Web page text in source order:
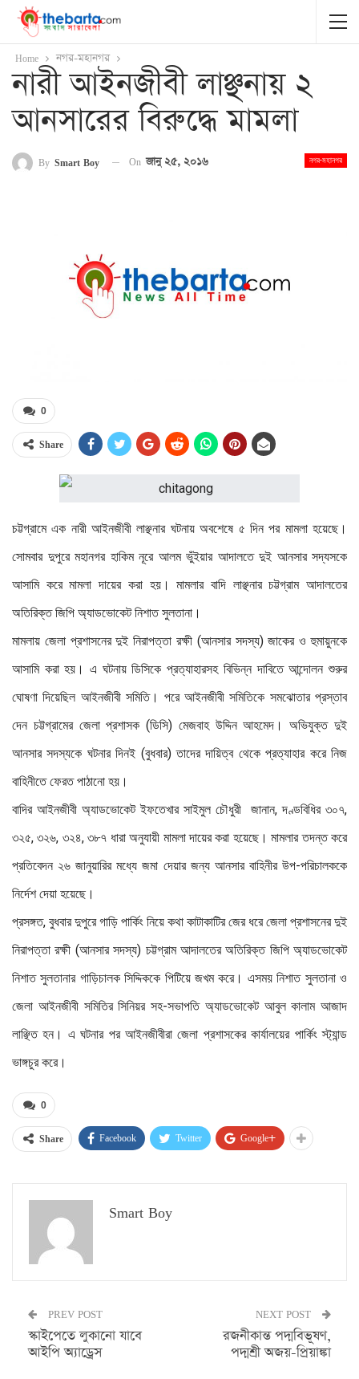
Home নগর-মহানগর
নারী আইনজীবী লাঞ্ছনায় ২
আনসারের বিরুদ্ধে মামলা
নগর-মহানগর
By Smart Boy On জানু ২৫, ২০১৬
0
Share
চট্টগ্রামে এক নারী আইনজীবী লাঞ্ছনার ঘটনায় অবশেষে ৫ দিন পর মামলা হয়েছে।
সোমবার দুপুরে মহানগর হাকিম নূরে আলম ভুঁইয়ার আদালতে দুই আনসার সদ্যসকে
আসামি করে মামলা দায়ের করা হয়। মামলার বাদি লাঞ্ছনার চট্টগ্রাম আদালতের
অতিরিক্ত জিপি অ্যাডভোকেট নিশাত সুলতানা।
মামলায় জেলা প্রশাসনের দুই নিরাপত্তা রক্ষী (আনসার সদস্য) জাকের ও হুমায়ুনকে
আসামি করা হয়। এ ঘটনায় ডিসিকে প্রত্যাহারসহ বিভিন্ন দাবিতে আন্দোলন শুরুর
ঘোষণা দিয়েছিল আইনজীবী সমিতি। পরে আইনজীবী সমিতিকে সমঝোতার প্রস্তাব
দেন চট্টগ্রামের জেলা প্রশাসক (ডিসি) মেজবাহ উদ্দিন আহমেদ। অভিযুক্ত দুই
আনসার সদস্যকে ঘটনার দিনই (বুধবার) তাদের দায়িত্ব থেকে প্রত্যাহার করে নিজ
বাহিনীতে ফেরত পাঠানো হয়।
বাদির আইনজীবী অ্যাডভোকেট ইফতেখার সাইমুল চৌধুরী জানান, দণ্ডবিধির ৩০৭,
৩২৫, ৩২৬, ৩২৪, ৩৮৭ ধারা অনুযায়ী মামলা দায়ের করা হয়েছে। মামলার তদন্ত করে
প্রতিবেদন ২৬ জানুয়ারির মধ্যে জমা দেয়ার জন্য আনসার বাহিনীর উপ-পরিচালককে
নির্দেশ দেয়া হয়েছে।
প্রসঙ্গত, বুধবার দুপুরে গাড়ি পার্কিং নিয়ে কথা কাটাকাটির জের ধরে জেলা প্রশাসনের দুই
নিরাপত্তা রক্ষী (আনসার সদস্য) চট্টগ্রাম আদালতের অতিরিক্ত জিপি অ্যাডভোকেট
নিশাত সুলতানার গাড়িচালক সিদ্দিককে পিটিয়ে জখম করে। এসময় নিশাত সুলতানা ও
জেলা আইনজীবী সমিতির সিনিয়র সহ-সভাপতি অ্যাডভোকেট আবুল কালাম আজাদ
লাঞ্ছিত হন। এ ঘটনার পর আইনজীবীরা জেলা প্রশাসকের কার্যালয়ের পার্কিং স্ট্যান্ড
ভাঙ্গচুর করে।
0
Share Facebook Twitter Google+
Smart Boy
PREV POST
স্কাইপেতে লুকানো যাবে
আইপি অ্যাড্রেস
NEXT POST
রজনীকান্ত পদ্মবিভূষণ,
পদ্মশ্রী অজয়-প্রিয়াঙ্কা